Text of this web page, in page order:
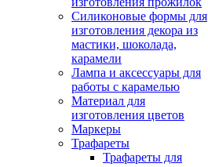
Силиконовые формы для
изготовления декора из
мастики, шоколада,
карамели
Лампа и аксессуары для
работы с карамелью
Материал для
изготовления цветов
Маркеры
Трафареты
Трафареты для